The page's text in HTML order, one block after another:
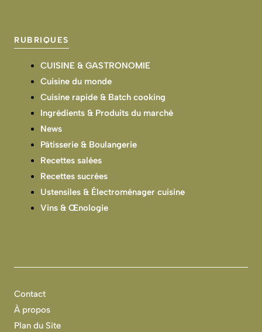
RUBRIQUES
CUISINE & GASTRONOMIE
Cuisine du monde
Cuisine rapide & Batch cooking
Ingrédients & Produits du marché
News
Pâtisserie & Boulangerie
Recettes salées
Recettes sucrées
Ustensiles & Électroménager cuisine
Vins & Œnologie
Contact
À propos
Plan du Site